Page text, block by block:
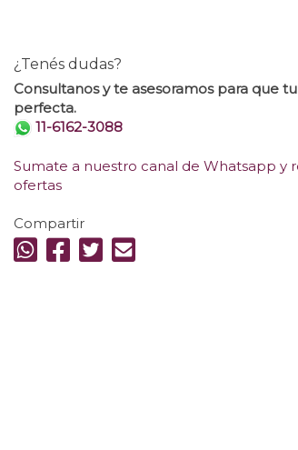
¿Tenés dudas?
Consultanos y te asesoramos para que
perfecta.
11-6162-3088
Sumate a nuestro canal de Whatsapp y
ofertas
Compartir